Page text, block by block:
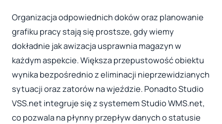
Organizacja odpowiednich doków oraz planowanie
grafiku pracy stają się prostsze, gdy wiemy
dokładnie jak awizacja usprawnia magazyn w
każdym aspekcie. Większa przepustowość obiektu
wynika bezpośrednio z eliminacji nieprzewidzianych
sytuacji oraz zatorów na wjeździe. Ponadto Studio
VSS.net integruje się z systemem Studio WMS.net,
co pozwala na płynny przepływ danych o statusie